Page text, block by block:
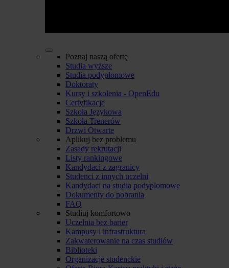
Poznaj naszą ofertę
Studia wyższe
Studia podyplomowe
Doktoraty
Kursy i szkolenia - OpenEdu
Certyfikacje
Szkoła Językowa
Szkoła Trenerów
Drzwi Otwarte
Aplikuj bez problemu
Zasady rekrutacji
Listy rankingowe
Kandydaci z zagranicy
Studenci z innych uczelni
Kandydaci na studia podyplomowe
Dokumenty do pobrania
FAQ
Studiuj komfortowo
Uczelnia bez barier
Kampusy i infrastruktura
Zakwaterowanie na czas studiów
Biblioteki
Organizacje studenckie